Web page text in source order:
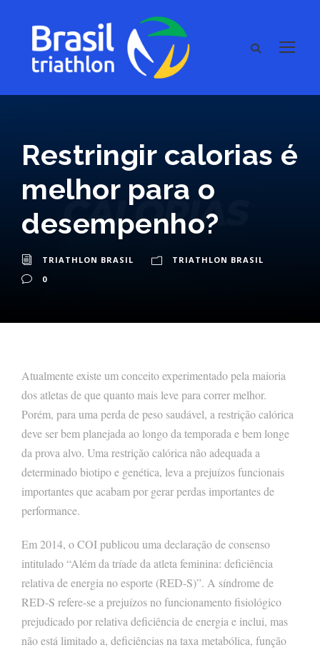
Restringir calorias é
melhor para o
desempenho?
TRIATHLON BRASIL
TRIATHLON BRASIL
0
Atualmente existe um conceito experimentado pela maioria
dos atletas de que quanto mais leve para correr melhor.
Porém, para uma perda de peso saudável, a restrição calórica
deve ser bem planejada ao longo da temporada e bem longe
da prova alvo. Uma restrição calórica não adequada a
determinado biotipo e genética, leva a prejuízos funcionais
importantes que acabam por gerar perdas importantes de
performance.
Em 2014, o COI publicou uma declaração de consenso
intitulado “Além da tríade da atleta feminina: deficiência
relativa de energia no esporte (RED-S)”. A síndrome de
RED-S refere-se a prejuízos no funcionamento fisiológico
prejudicado por relativa deficiência de energia e inclui, mas
não está limitado a, deficiências na taxa metabólica, função